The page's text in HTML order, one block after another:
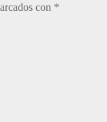
con *